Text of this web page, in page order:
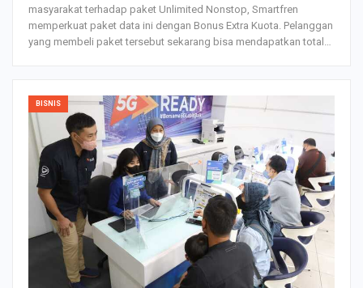
masyarakat terhadap paket Unlimited Nonstop, Smartfren
memperkuat paket data ini dengan Bonus Extra Kuota. Pelanggan
yang membeli paket tersebut sekarang bisa mendapatkan total…
BISNIS